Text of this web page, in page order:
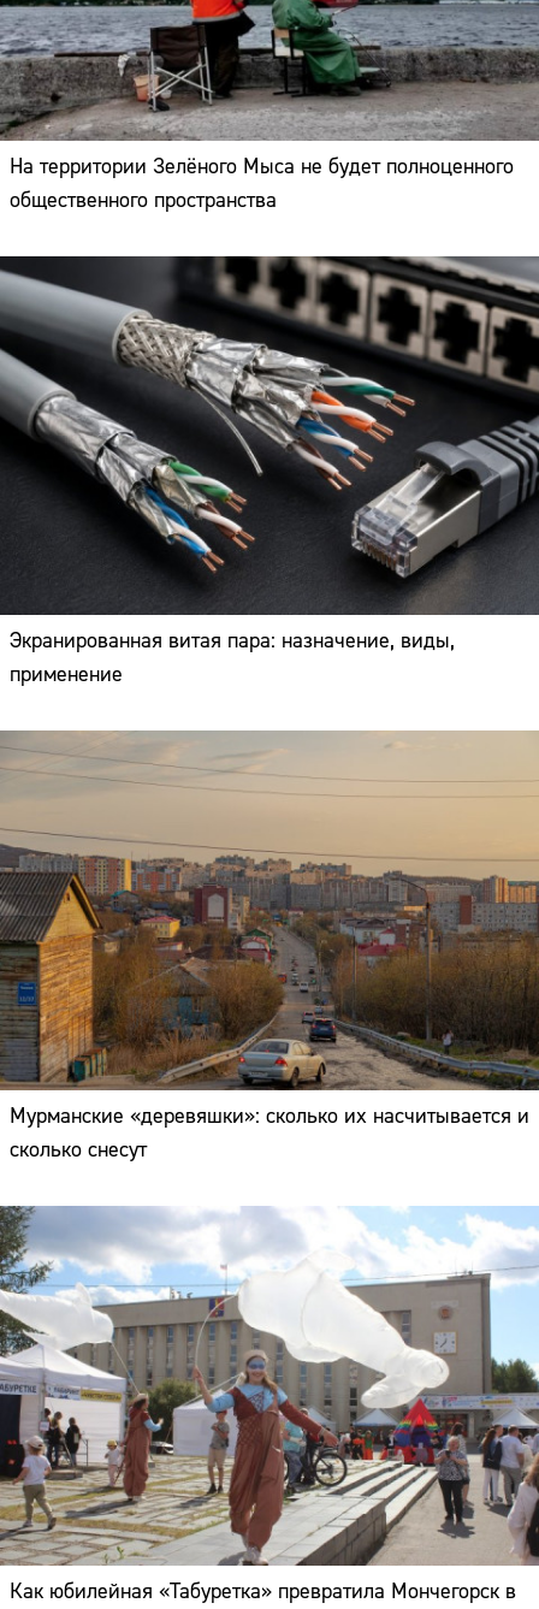
На территории Зелёного Мыса не будет полноценного
общественного пространства
Экранированная витая пара: назначение, виды,
применение
Мурманские «деревяшки»: сколько их насчитывается и
сколько снесут
Как юбилейная «Табуретка» превратила Мончегорск в